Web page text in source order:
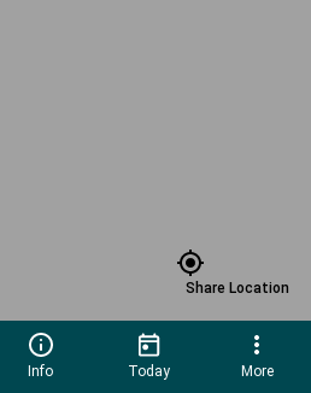
Share Location
Info Today More